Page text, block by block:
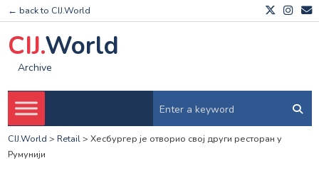
← back to CIJ.World
CIJ.World
Archive
CIJ.World > Retail> Хесбургер је отворио свој други ресторан у
Румунији